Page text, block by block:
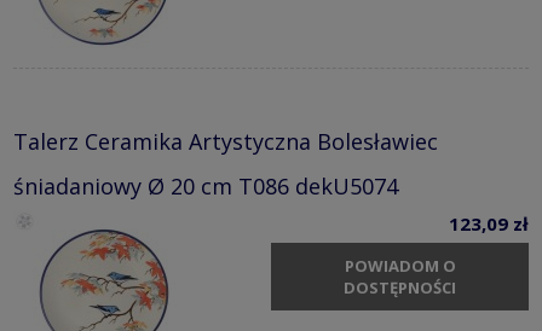
Talerz Ceramika Artystyczna Bolesławiec
śniadaniowy Ø 20 cm T086 dekU5074
123,09 zł
POWIADOM O
DOSTĘPNOŚCI